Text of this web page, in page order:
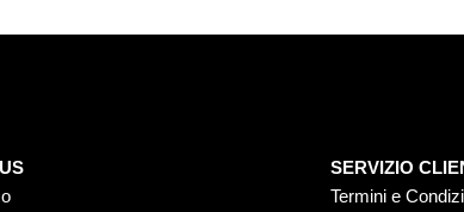
SERVIZIO
Termini e